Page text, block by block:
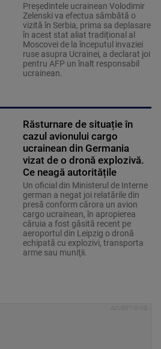
Președintele ucrainean Volodimir
Zelenski va efectua sâmbătă o
vizită în Serbia, prima sa deplasare
în acest stat aliat tradițional al
Moscovei de la începutul invaziei
ruse asupra Ucrainei, a declarat joi
pentru AFP un înalt responsabil
ucrainean.
Răsturnare de situație în
cazul avionului cargo
ucrainean din Germania
vizat de o dronă explozivă.
Ce neagă autoritățile
Un oficial din Ministerul de Interne
german a negat joi relatările din
presă conform cărora un avion
cargo ucrainean, în apropierea
căruia a fost găsită recent pe
aeroportul din Leipzig o dronă
echipată cu explozivi, transporta
arme sau muniţii.